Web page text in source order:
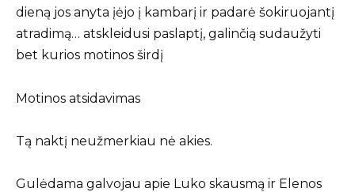
dieną jos anyta įėjo į kambarį ir padarė šokiruojantį
atradimą… atskleidusi paslaptį, galinčią sudaužyti
bet kurios motinos širdį
Motinos atsidavimas
Tą naktį neužmerkiau nė akies.
Gulėdama galvojau apie Luko skausmą ir Elenos